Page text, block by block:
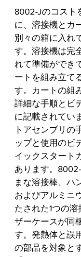
8002-Jのコスト
に、溶接機とカ
別々の箱に入れ
す。溶接機は完
れて準備ができ
ートを組み立て
す。カートの組
詳細な手順とビ
に記載されてい
トアセンブリの
ップと使用のビ
イックスタート
あります。
まな溶接棒、ハ
およびアルミニ
たされた1つの
ザーケースが同
す。発熱体と誤
の部品を対象と